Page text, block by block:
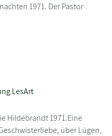
1971. Der Pastor
LesArt
Hildebrandt 1971.Eine
über Lügen,